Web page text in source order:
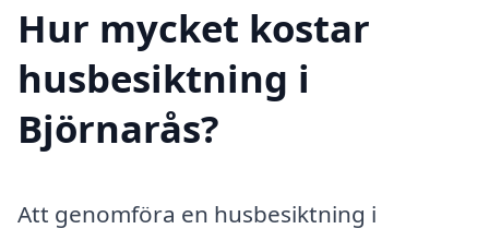
Hur mycket kostar
husbesiktning i
Björnarås?
Att genomföra en husbesiktning i